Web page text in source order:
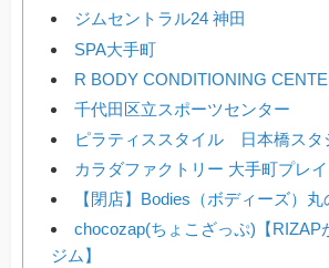
ジムセントラル24 神田
SPA大手町
R BODY CONDITIONING
千代田区立スポーツセンター
ピラティススタイル 日本橋スタ
カラダファクトリー 大手町プレ
【閉店】Bodies（ボディーズ）
chocozap(ちょこざっぷ)【RIZAP
ジム】